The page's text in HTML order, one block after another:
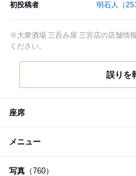
初投稿者 明石人 （
※大衆酒場 三呑み屋 三宮店の店舗情
ください。
誤りを
座席
メニュー
写真 （760）